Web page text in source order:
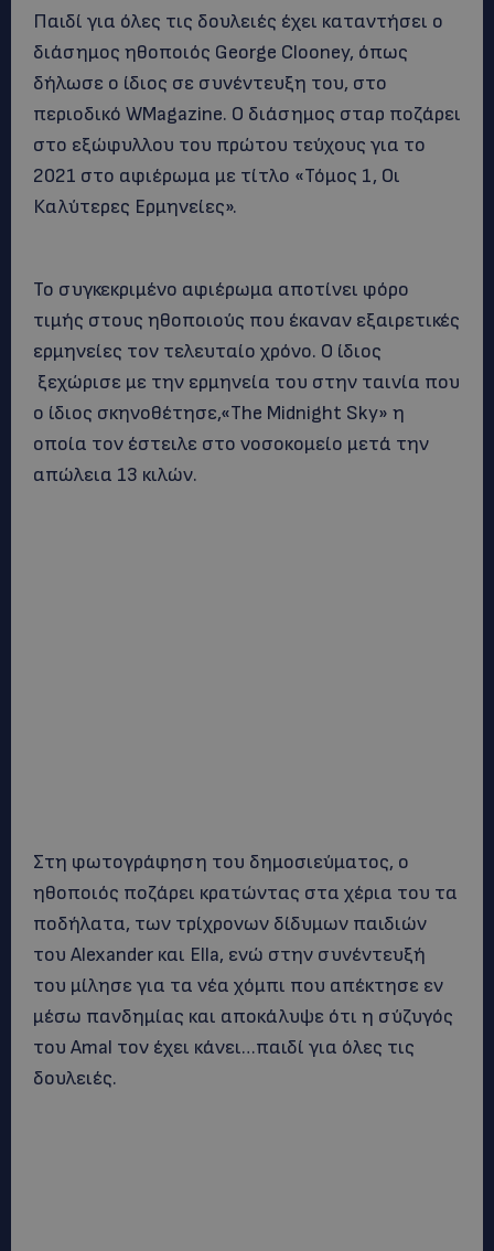
Παιδί για όλες τις δουλειές έχει καταντήσει ο
διάσημος ηθοποιός George Clooney, όπως
δήλωσε ο ίδιος σε συνέντευξη του, στο
περιοδικό WMagazine. O διάσημος σταρ ποζάρει
στο εξώφυλλου του πρώτου τεύχους για το
2021 στο αφιέρωμα με τίτλο «Τόμος 1, Οι
Καλύτερες Ερμηνείες».
Το συγκεκριμένο αφιέρωμα αποτίνει φόρο
τιμής στους ηθοποιούς που έκαναν εξαιρετικές
ερμηνείες τον τελευταίο χρόνο. Ο ίδιος
ξεχώρισε με την ερμηνεία του στην ταινία που
ο ίδιος σκηνοθέτησε,«The Midnight Sky» η
οποία τον έστειλε στο νοσοκομείο μετά την
απώλεια 13 κιλών.
Στη φωτογράφηση του δημοσιεύματος, ο
ηθοποιός ποζάρει κρατώντας στα χέρια του τα
ποδήλατα, των τρίχρονων δίδυμων παιδιών
του Alexander και Ella, ενώ στην συνέντευξή
του μίλησε για τα νέα χόμπι που απέκτησε εν
μέσω πανδημίας και αποκάλυψε ότι η σύζυγός
του Amal τον έχει κάνει…παιδί για όλες τις
δουλειές.